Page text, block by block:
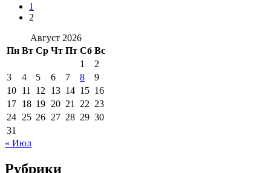
1
2
Август 2026
Пн Вт Ср Чт Пт Сб Вс
1
2
3
4 5 6 7 8
9
10 11 12 13 14 15 16
17 18 19 20 21 22 23
24 25 26 27 28 29 30
31
« Июл
Рубрики